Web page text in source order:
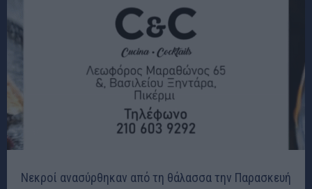
Νεκροί ανασύρθηκαν από τη θάλασσα την Παρασκευή